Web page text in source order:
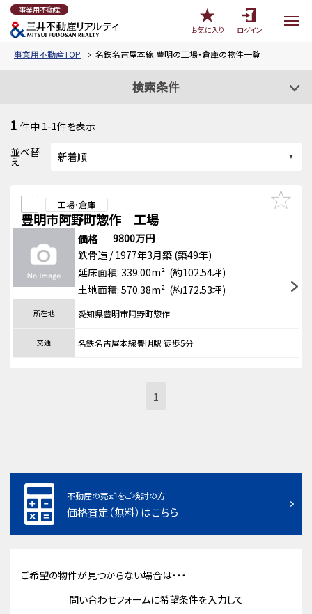
事業用不動産
お気に入り
ログイン
事業用不動産TOP 名鉄名古屋本線 豊明の工場・倉庫の物件一覧
検索条件
1 件中 1-1件を表示
並べ替
え
工場・倉庫
豊明市阿野町惣作 工場
価格
9800万円
鉄骨造 / 1977年3月築 (築49年)
延床面積: 339.00m² (約102.54坪)
土地面積: 570.38m² (約172.53坪)
所在地 愛知県豊明市阿野町惣作
交通 名鉄名古屋本線豊明駅 徒歩5分
1
不動産の売却をご検討の方
価格査定（無料）はこちら
ご希望の物件が見つからない場合は・・・
問い合わせフォームに希望条件を入力して